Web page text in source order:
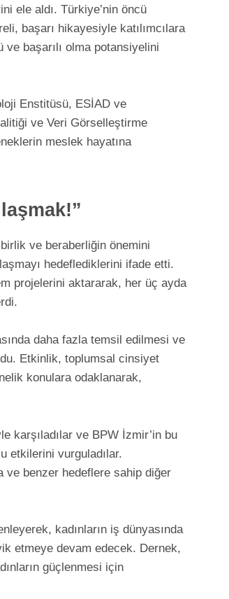
ele aldı. Türkiye’nin öncü
başarı hikayesiyle katılımcılara
başarılı olma potansiyelini
Enstitüsü, ESİAD ve
ve Veri Görselleştirme
meslek hayatına
ve beraberliğin önemini
hedeflediklerini ifade etti.
projelerini aktararak, her üç ayda
daha fazla temsil edilmesi ve
Etkinlik, toplumsal cinsiyet
konulara odaklanarak,
karşıladılar ve BPW İzmir’in bu
etkilerini vurguladılar.
ve benzer hedeflere sahip diğer
kadınların iş dünyasında
etmeye devam edecek. Dernek,
güçlenmesi için